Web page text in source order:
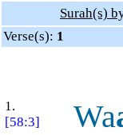
Surah(s)
Verse(s): 1
1.
[58:3]
Wa